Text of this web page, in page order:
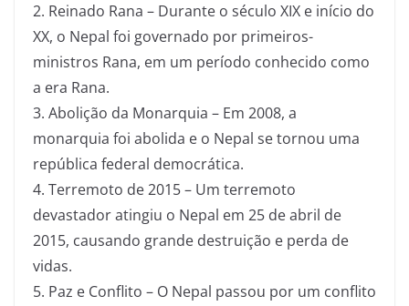
2. Reinado Rana – Durante o século XIX e início do
XX, o Nepal foi governado por primeiros-
ministros Rana, em um período conhecido como
a era Rana.
3. Abolição da Monarquia – Em 2008, a
monarquia foi abolida e o Nepal se tornou uma
república federal democrática.
4. Terremoto de 2015 – Um terremoto
devastador atingiu o Nepal em 25 de abril de
2015, causando grande destruição e perda de
vidas.
5. Paz e Conflito – O Nepal passou por um conflito